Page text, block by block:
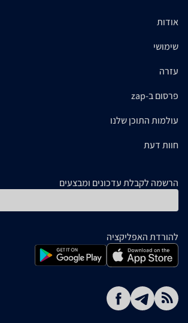
אודות
שימושי
עזרה
פרסום ב-zap
עולמות התוכן שלנו
חוות דעת
הרשמה לקבלת עדכונים ומבצעים
להורדת האפליקציה